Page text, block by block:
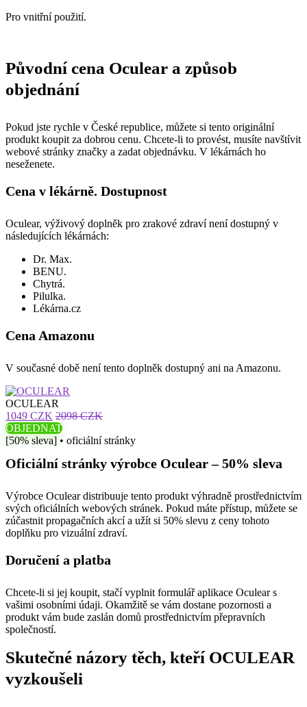
Pro vnitřní použití.
Původní cena Oculear a způsob
objednání
Pokud jste rychle v České republice, můžete si tento originální
produkt koupit za dobrou cenu. Chcete-li to provést, musíte navštívit
webové stránky značky a zadat objednávku. V lékárnách ho
neseženete.
Cena v lékárně. Dostupnost
Oculear, výživový doplněk pro zrakové zdraví není dostupný v
následujících lékárnách:
Dr. Max.
BENU.
Chytrá.
Pilulka.
Lékárna.cz
Cena Amazonu
V současné době není tento doplněk dostupný ani na Amazonu.
OCULEAR
1049 CZK 2098 CZK
OBJEDNAT
[50% sleva] • oficiální stránky
Oficiální stránky výrobce Oculear – 50% sleva
Výrobce Oculear distribuuje tento produkt výhradně prostřednictvím
svých oficiálních webových stránek. Pokud máte přístup, můžete se
zúčastnit propagačních akcí a užít si 50% slevu z ceny tohoto
doplňku pro vizuální zdraví.
Doručení a platba
Chcete-li si jej koupit, stačí vyplnit formulář aplikace Oculear s
vašimi osobními údaji. Okamžitě se vám dostane pozornosti a
produkt vám bude zaslán domů prostřednictvím přepravních
společností.
Skutečné názory těch, kteří OCULEAR
vyzkoušeli